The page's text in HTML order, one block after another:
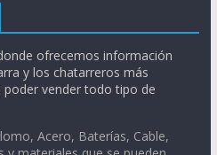
ofrecemos información
y los chatarreros más
vender todo tipo de
Acero, Baterías, Cable,